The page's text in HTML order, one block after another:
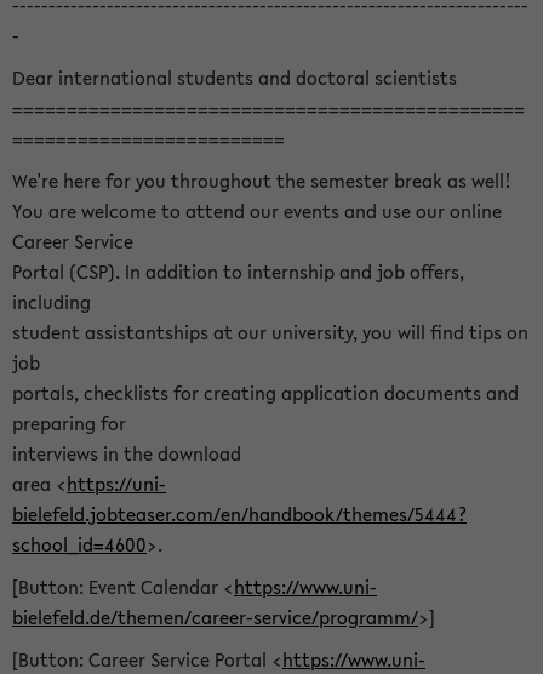
-
Dear international students and doctoral scientists
===============================================
=========================
We're here for you throughout the semester break as well!
You are welcome to attend our events and use our online
Career Service
Portal (CSP). In addition to internship and job offers,
including
student assistantships at our university, you will find tips on
job
portals, checklists for creating application documents and
preparing for
interviews in the download
area <https://uni-
bielefeld.jobteaser.com/en/handbook/themes/5444?
school_id=4600>.
[Button: Event Calendar <https://www.uni-
bielefeld.de/themen/career-service/programm/>]
[Button: Career Service Portal <https://www.uni-